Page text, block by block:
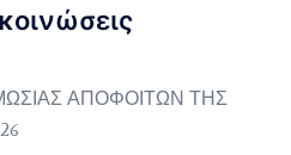
ΑΠΟΦΟΙΤΩΝ ΤΗΣ